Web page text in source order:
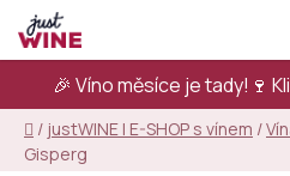
Přejít
na
obsah
🎉 Víno měsíce je tady!🍷
Domů
/ justWINE | E-SHOP s vínem /
Gisperg